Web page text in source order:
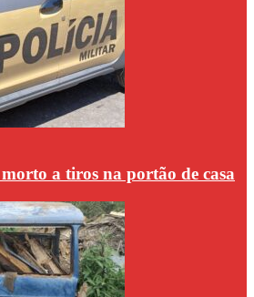
a tiros na portão de casa